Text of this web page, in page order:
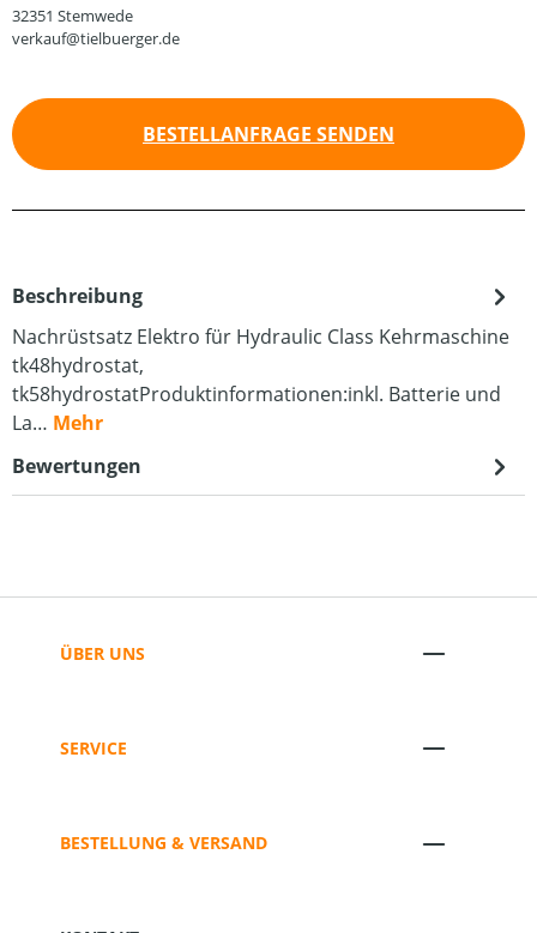
32351 Stemwede
verkauf@tielbuerger.de
BESTELLANFRAGE SENDEN
Beschreibung
Nachrüstsatz Elektro für Hydraulic Class Kehrmaschine
tk48hydrostat,
tk58hydrostatProduktinformationen:inkl. Batterie und
La… Mehr
Bewertungen
ÜBER UNS
SERVICE
BESTELLUNG & VERSAND